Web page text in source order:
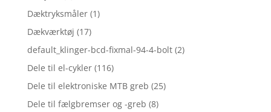
Dæktryksmåler (1)
Dækværktøj (17)
default_klinger-bcd-fixmal-94-4-bolt (2)
Dele til el-cykler (116)
Dele til elektroniske MTB greb (25)
Dele til fælgbremser og -greb (8)